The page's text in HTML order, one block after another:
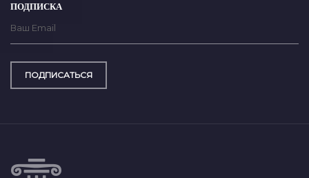
ПОДПИСКА
ПОДПИСАТЬСЯ